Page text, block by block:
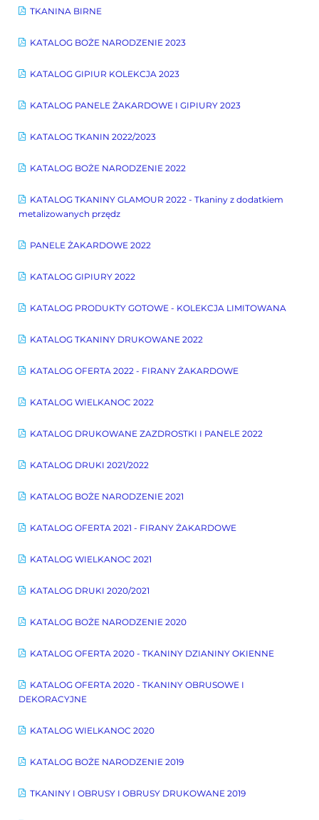
TKANINA BIRNE
KATALOG BOŻE NARODZENIE 2023
KATALOG GIPIUR KOLEKCJA 2023
KATALOG PANELE ŻAKARDOWE I GIPIURY 2023
KATALOG TKANIN 2022/2023
KATALOG BOŻE NARODZENIE 2022
KATALOG TKANINY GLAMOUR 2022 - Tkaniny z dodatkiem
metalizowanych przędz
PANELE ŻAKARDOWE 2022
KATALOG GIPIURY 2022
KATALOG PRODUKTY GOTOWE - KOLEKCJA LIMITOWANA
KATALOG TKANINY DRUKOWANE 2022
KATALOG OFERTA 2022 - FIRANY ŻAKARDOWE
KATALOG WIELKANOC 2022
KATALOG DRUKOWANE ZAZDROSTKI I PANELE 2022
KATALOG DRUKI 2021/2022
KATALOG BOŻE NARODZENIE 2021
KATALOG OFERTA 2021 - FIRANY ŻAKARDOWE
KATALOG WIELKANOC 2021
KATALOG DRUKI 2020/2021
KATALOG BOŻE NARODZENIE 2020
KATALOG OFERTA 2020 - TKANINY DZIANINY OKIENNE
KATALOG OFERTA 2020 - TKANINY OBRUSOWE I
DEKORACYJNE
KATALOG WIELKANOC 2020
KATALOG BOŻE NARODZENIE 2019
TKANINY I OBRUSY I OBRUSY DRUKOWANE 2019